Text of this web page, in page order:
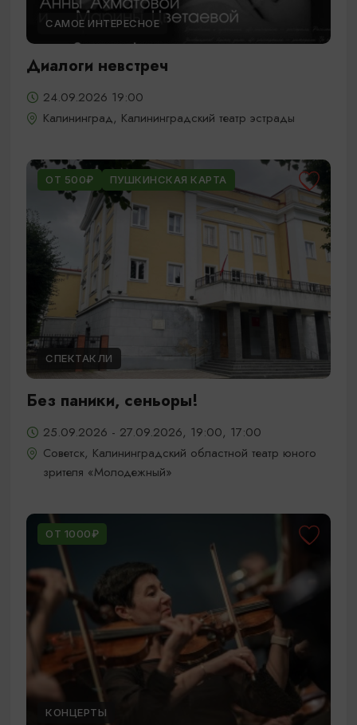
САМОЕ ИНТЕРЕСНОЕ
Диалоги невстреч
24.09.2026 19:00
Калининград, Калининградский театр эстрады
ОТ 500₽ ПУШКИНСКАЯ КАРТА
СПЕКТАКЛИ
Без паники, сеньоры!
25.09.2026 - 27.09.2026, 19:00, 17:00
Советск, Калининградский областной театр юного
зрителя «Молодежный»
ОТ 1000₽
КОНЦЕРТЫ